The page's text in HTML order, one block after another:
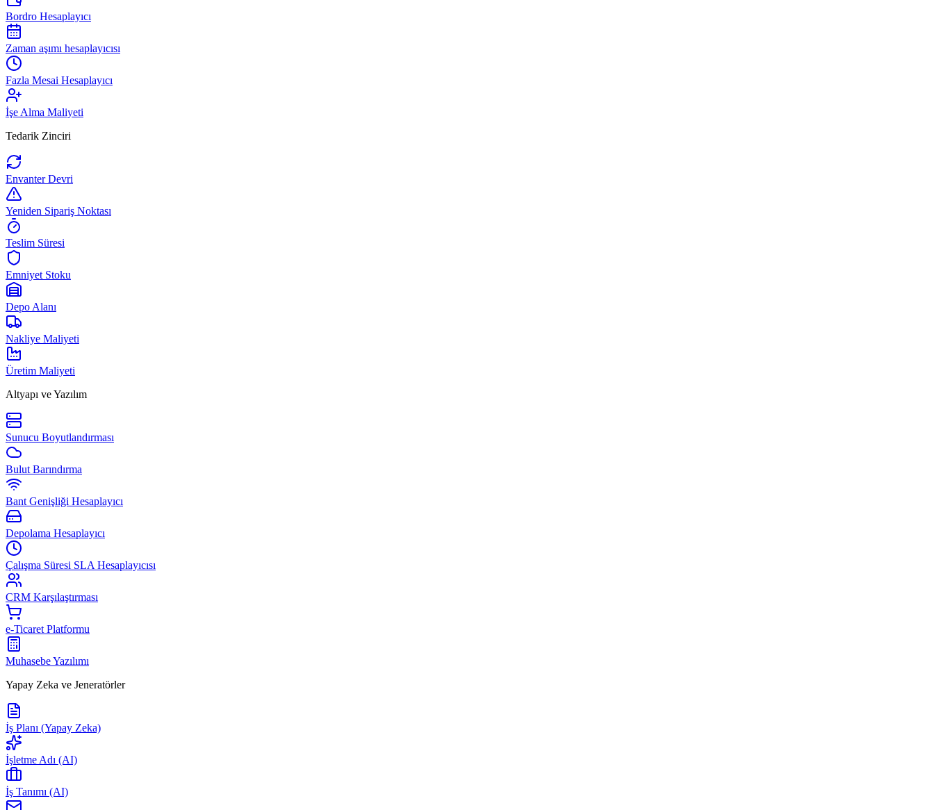
Bordro Hesaplayıcı
Zaman aşımı hesaplayıcısı
Fazla Mesai Hesaplayıcı
İşe Alma Maliyeti
Tedarik Zinciri
Envanter Devri
Yeniden Sipariş Noktası
Teslim Süresi
Emniyet Stoku
Depo Alanı
Nakliye Maliyeti
Üretim Maliyeti
Altyapı ve Yazılım
Sunucu Boyutlandırması
Bulut Barındırma
Bant Genişliği Hesaplayıcı
Depolama Hesaplayıcı
Çalışma Süresi SLA Hesaplayıcısı
CRM Karşılaştırması
e-Ticaret Platformu
Muhasebe Yazılımı
Yapay Zeka ve Jeneratörler
İş Planı (Yapay Zeka)
İşletme Adı (AI)
İş Tanımı (AI)